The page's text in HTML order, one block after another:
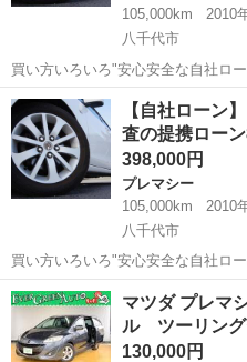
105,000km
2010
八千代市
買い方いろいろ"安心安全な自社ロ
店 ♪ 〇●〇●〇● LINEで簡単☆お問い合わせ☆詳細確認☆ 友達追加は
コチラ↓ https://lin.ee/EzbAgu8 ...
千葉 八千代市 プレマシー
【自社ローン
査の提携ローン
398,000円
プレマシー
105,000km
2010
八千代市
買い方いろいろ"安心安全な自社ロ
店 ♪ 〇●〇●〇● LINEで簡単☆お問い合わせ☆詳細確認☆ 友達追加は
コチラ↓ https://lin.ee/EzbAgu8 ...
千葉 八千代市 プレマシー
マツダ プレマ
ル ツーリン
130,000円